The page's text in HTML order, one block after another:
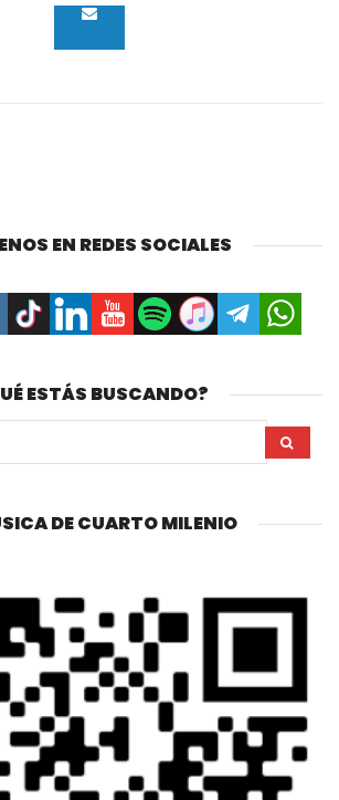
EN REDES SOCIALES
ESTÁS BUSCANDO?
DE CUARTO MILENIO